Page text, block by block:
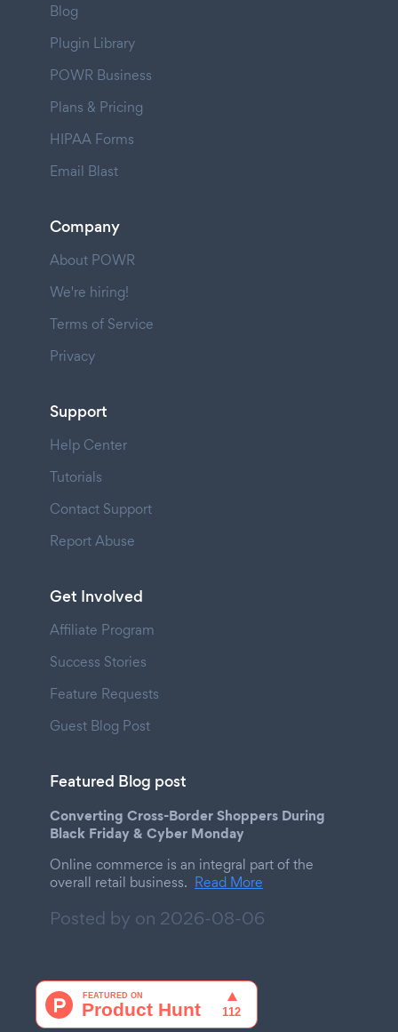
Blog
Plugin Library
POWR Business
Plans & Pricing
HIPAA Forms
Email Blast
Company
About POWR
We're hiring!
Terms of Service
Privacy
Support
Help Center
Tutorials
Contact Support
Report Abuse
Get Involved
Affiliate Program
Success Stories
Feature Requests
Guest Blog Post
Featured Blog post
Converting Cross-Border Shoppers During
Black Friday & Cyber Monday
Online commerce is an integral part of the
overall retail business. Read More
Posted by on 2026-08-06